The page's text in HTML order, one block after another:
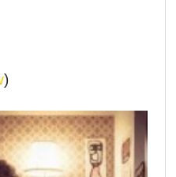
)